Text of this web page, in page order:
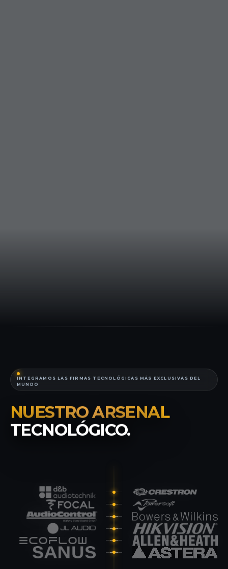
INTEGRAMOS LAS FIRMAS TECNOLÓGICAS MÁS EXCLUSIVAS DEL
MUNDO
NUESTRO ARSENAL
TECNOLÓGICO.